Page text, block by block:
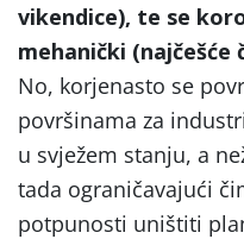
vikendice), te se
mehanički (najčešće
No, korjenasto se
površinama za
u svježem stanju, a
tada ograničavajući
potpunosti uništiti